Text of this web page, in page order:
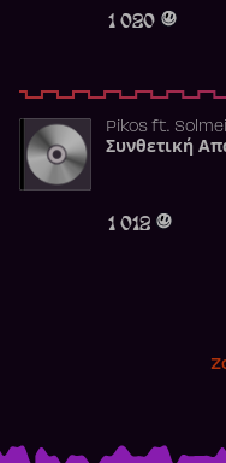
1 020
Pikosft.
Συνθετική
1 012